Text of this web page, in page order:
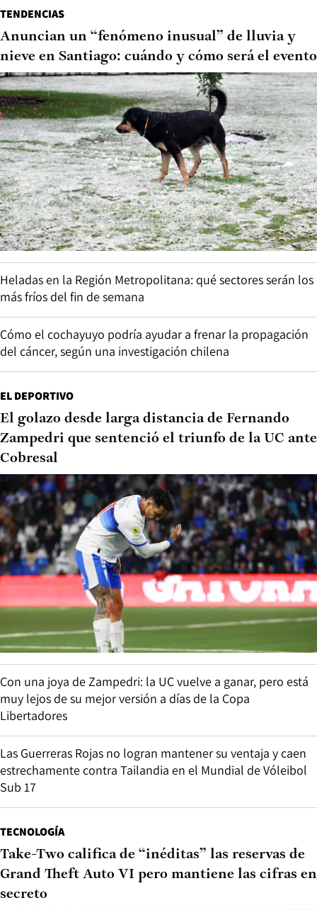
TENDENCIAS
Anuncian un “fenómeno inusual” de lluvia y
nieve en Santiago: cuándo y cómo será el evento
Heladas en la Región Metropolitana: qué sectores serán los
más fríos del fin de semana
Cómo el cochayuyo podría ayudar a frenar la propagación
del cáncer, según una investigación chilena
EL DEPORTIVO
El golazo desde larga distancia de Fernando
Zampedri que sentenció el triunfo de la UC ante
Cobresal
Con una joya de Zampedri: la UC vuelve a ganar, pero está
muy lejos de su mejor versión a días de la Copa
Libertadores
Las Guerreras Rojas no logran mantener su ventaja y caen
estrechamente contra Tailandia en el Mundial de Vóleibol
Sub 17
TECNOLOGÍA
Take-Two califica de “inéditas” las reservas de
Grand Theft Auto VI pero mantiene las cifras en
secreto